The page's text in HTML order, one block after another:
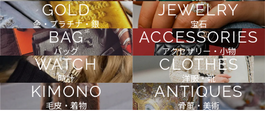
GOLD
金・プラチナ・銀
JEWELRY
宝石
BAG
バッグ
ACCESSORIES
アクセサリー・小物
WATCH
時計
CLOTHES
洋服・靴
KIMONO
毛皮・着物
ANTIQUES
骨董・美術